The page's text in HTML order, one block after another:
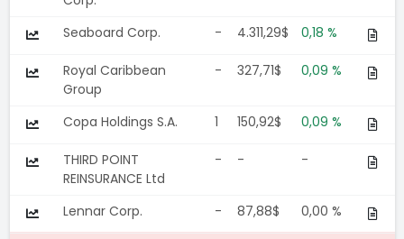
Seaboard Corp. - 4.311,29$ 0,18 %
Royal Caribbean
Group
- 327,71$ 0,09 %
Copa Holdings S.A. 1 150,92$ 0,09 %
THIRD POINT
REINSURANCE Ltd
- - -
Lennar Corp. - 87,88$ 0,00 %